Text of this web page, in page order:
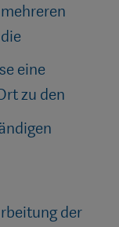
eine
zu den
der